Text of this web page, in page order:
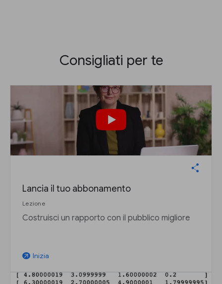
Consigliati per te
Lancia il tuo abbonamento
Lezione
Costruisci un rapporto con il pubblico migliore
arrow_outward Inizia